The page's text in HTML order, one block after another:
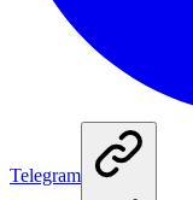
Telegram